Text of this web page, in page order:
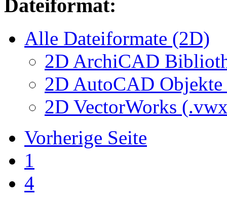
Dateiformat:
Alle Dateiformate (2D)
2D ArchiCAD
2D AutoCAD
2D VectorWorks
Vorherige Seite
1
4